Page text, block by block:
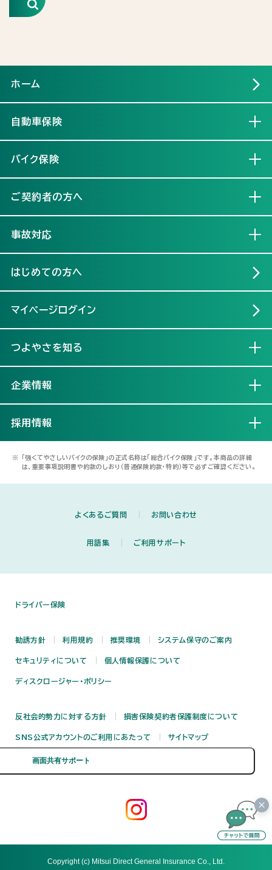
検索
ホーム
自動車保険
バイク保険
ご契約者の方へ
事故対応
はじめての方へ
マイページログイン
つよやさを知る
企業情報
採用情報
※
「強くてやさしいバイクの保険」の正式名称は「総合バイク保険」です。本商品の詳細
は、重要事項説明書や約款のしおり（普通保険約款・特約）等で必ずご確認ください。
よくあるご質問 お問い合わせ
用語集 ご利用サポート
ドライバー保険
勧誘方針 利用規約 推奨環境 システム保守のご案内
セキュリティについて 個人情報保護について
ディスクロージャー・ポリシー
反社会的勢力に対する方針 損害保険契約者保護制度について
SNS公式アカウントのご利用にあたって サイトマップ
Copyright (c) Mitsui Direct General Insurance Co., Ltd.